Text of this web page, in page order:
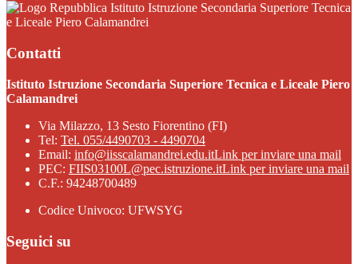
Istituto Istruzione Secondaria Superiore Tecnica
e Liceale Piero Calamandrei
Contatti
Istituto Istruzione Secondaria Superiore Tecnica e Liceale Piero
Calamandrei
Via Milazzo, 13 Sesto Fiorentino (FI)
Tel: Tel. 055/4490703 - 4490704
Email: info@iisscalamandrei.edu.itLink per inviare una mail
PEC: FIIS03100L@pec.istruzione.itLink per inviare una mail
C.F.: 94248700489
Codice Univoco: UFWSYG
Seguici su